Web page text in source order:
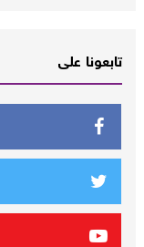
تابعونا على